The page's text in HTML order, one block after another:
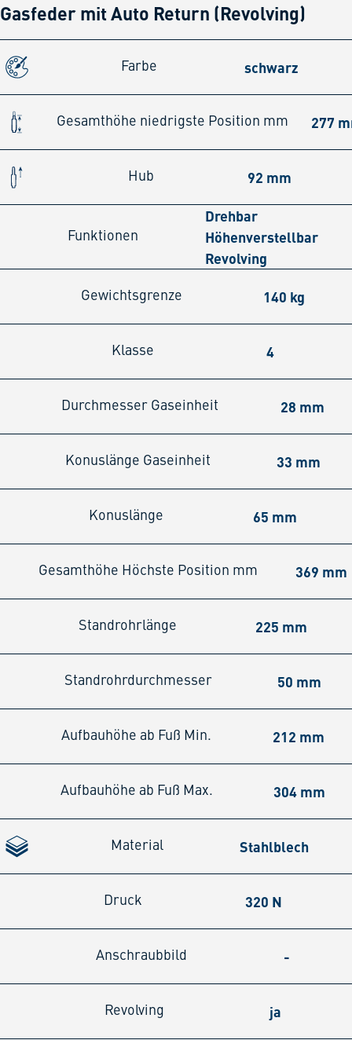
Gasfeder mit Auto Return (Revolving)
Farbe schwarz
Gesamthöhe niedrigste Position mm 277
Hub 92 mm
Funktionen
Drehbar
Höhenverstellbar
Revolving
Gewichtsgrenze 140 kg
Klasse 4
Durchmesser Gaseinheit 28 mm
Konuslänge Gaseinheit 33 mm
Konuslänge 65 mm
Gesamthöhe Höchste Position mm 369 mm
Standrohrlänge 225 mm
Standrohrdurchmesser 50 mm
Aufbauhöhe ab Fuß Min. 212 mm
Aufbauhöhe ab Fuß Max. 304 mm
Material Stahlblech
Druck 320 N
Anschraubbild -
Revolving ja